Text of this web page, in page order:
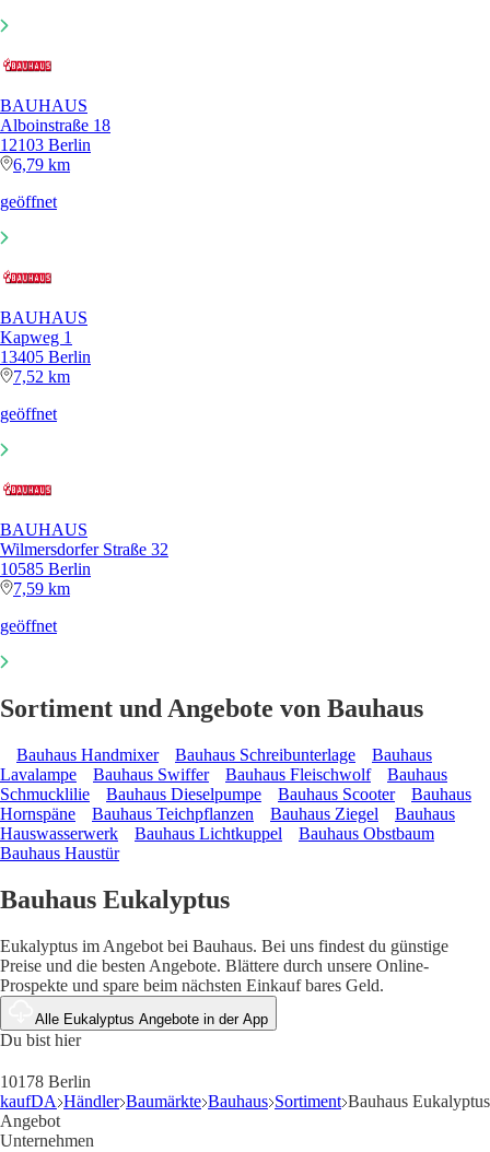
BAUHAUS
Alboinstraße 18
12103 Berlin
6,79 km
geöffnet
BAUHAUS
Kapweg 1
13405 Berlin
7,52 km
geöffnet
BAUHAUS
Wilmersdorfer Straße 32
10585 Berlin
7,59 km
geöffnet
Sortiment und Angebote von Bauhaus
Bauhaus Handmixer Bauhaus Schreibunterlage
Bauhaus
Lavalampe
Bauhaus Swiffer Bauhaus Fleischwolf
Bauhaus
Schmucklilie
Bauhaus Dieselpumpe Bauhaus Scooter
Bauhaus
Hornspäne
Bauhaus Teichpflanzen Bauhaus Ziegel
Bauhaus
Hauswasserwerk
Bauhaus Lichtkuppel
Bauhaus Obstbaum
Bauhaus Haustür
Bauhaus Eukalyptus
Eukalyptus im Angebot bei Bauhaus. Bei uns findest du günstige
Preise und die besten Angebote. Blättere durch unsere Online-
Prospekte und spare beim nächsten Einkauf bares Geld.
Alle Eukalyptus Angebote in der App
Du bist hier
10178 Berlin
kaufDA Händler Baumärkte Bauhaus Sortiment Bauhaus Eukalyptus
Angebot
Unternehmen